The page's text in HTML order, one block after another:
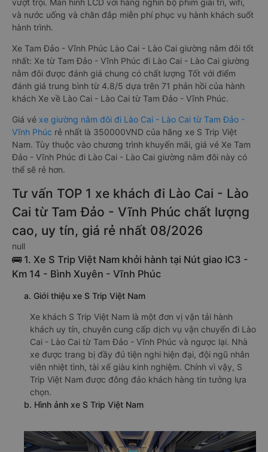
vượt trội. Màn hình LCD với hàng nghìn bộ phim giải trí, wifi,
và nước uống và chăn đắp miễn phí phục vụ hành khách suốt
hành trình.
Xe Tam Đảo - Vĩnh Phúc Lào Cai - Lào Cai giường nằm đôi tốt
nhất: Xe từ Tam Đảo - Vĩnh Phúc đi Lào Cai - Lào Cai giường
nằm đôi được đánh giá chung có chất lượng Tốt với điểm
đánh giá trung bình từ 4.8/5 dựa trên 71 phản hồi của hành
khách Xe về Lào Cai - Lào Cai từ Tam Đảo - Vĩnh Phúc.
Giá vé xe giường nằm đôi đi Lào Cai - Lào Cai từ Tam Đảo -
Vĩnh Phúc rẻ nhất là 350000VND của hãng xe S Trip Việt
Nam. Tùy thuộc vào chương trình khuyến mãi, giá vé Xe Tam
Đảo - Vĩnh Phúc đi Lào Cai - Lào Cai giường nằm đôi này có
thể sẽ rẻ hơn.
Tư vấn TOP 1 xe khách đi Lào Cai - Lào
Cai từ Tam Đảo - Vĩnh Phúc chất lượng
cao, uy tín, giá rẻ nhất 08/2026
null
🚌 1. Xe S Trip Việt Nam khởi hành tại Nút giao IC3 -
Km 14 - Bình Xuyên - Vĩnh Phúc
a. Giới thiệu xe S Trip Việt Nam
Xe khách S Trip Việt Nam là một đơn vị vận tải hành
khách uy tín, chuyên cung cấp dịch vụ vận chuyển đi Lào
Cai - Lào Cai từ Tam Đảo - Vĩnh Phúc và ngược lại. Nhà
xe được trang bị đầy đủ tiện nghi hiện đại, đội ngũ nhân
viên nhiệt tình, tài xế giàu kinh nghiệm. Chính vì vậy, S
Trip Việt Nam được đông đảo khách hàng tin tưởng lựa
chọn.
b. Hình ảnh xe S Trip Việt Nam